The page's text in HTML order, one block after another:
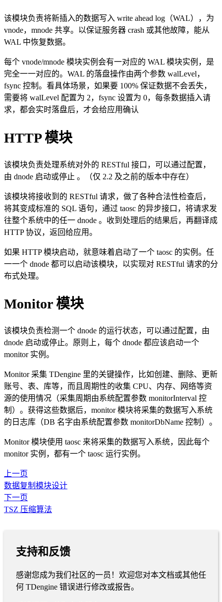
该模块负责将新插入的数据写入 write ahead log（WAL），为
vnode，mnode 共享。以保证服务器 crash 或其他故障，能从
WAL 中恢复数据。
每个 vnode/mnode 模块实例会有一对应的 WAL 模块实例，是
完全一一对应的。WAL 的落盘操作由两个参数 walLevel，
fsync 控制。看具体场景，如果要 100% 保证数据不会丢失，
需要将 walLevel 配置为 2，fsync 设置为 0，每条数据插入请
求，都会实时落盘后，才会给应用确认
HTTP 模块
该模块负责处理系统对外的 RESTful 接口，可以通过配置，
由 dnode 启动或停止 。（仅 2.2 及之前的版本中存在）
该模块将接收到的 RESTful 请求，做了各种合法性检查后，
将其变成标准的 SQL 语句，通过 taosc 的异步接口，将请求发
往整个系统中的任一 dnode 。收到处理后的结果后，再翻译成
HTTP 协议，返回给应用。
如果 HTTP 模块启动，就意味着启动了一个 taosc 的实例。任
一一个 dnode 都可以启动该模块，以实现对 RESTful 请求的分
布式处理。
Monitor 模块
该模块负责检测一个 dnode 的运行状态，可以通过配置，由
dnode 启动或停止。原则上，每个 dnode 都应该启动一个
monitor 实例。
Monitor 采集 TDengine 里的关键操作，比如创建、删除、更新
账号、表、库等，而且周期性的收集 CPU、内存、网络等资
源的使用情况（采集周期由系统配置参数 monitorInterval 控
制）。获得这些数据后，monitor 模块将采集的数据写入系统
的日志库（DB 名字由系统配置参数 monitorDbName 控制）。
Monitor 模块使用 taosc 来将采集的数据写入系统，因此每个
monitor 实例，都有一个 taosc 运行实例。
上一页
数据复制模块设计
下一页
TSZ 压缩算法
支持和反馈
感谢您成为我们社区的一员！欢迎您对本文档或其他任
何 TDengine 错误进行修改或报告。